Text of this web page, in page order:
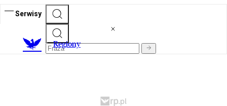
Serwisy
Regiony